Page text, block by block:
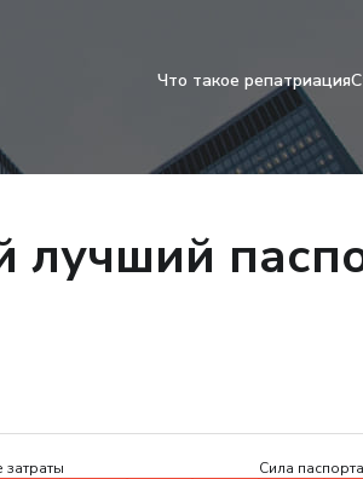
Что такое репатриация
лучший
Сила паспорта